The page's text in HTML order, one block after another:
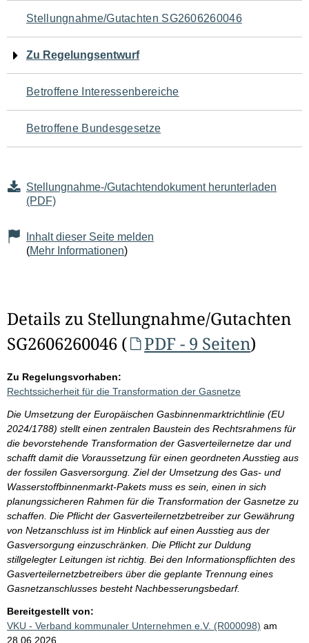
Navigation
für
den
Seiteninhalt
Stellungnahme/Gutachten SG2606260046
Zu Regelungsentwurf
Betroffene Interessenbereiche
Betroffene Bundesgesetze
Stellungnahme-/Gutachtendokument herunterladen
(PDF)
Inhalt dieser Seite melden
(Mehr Informationen)
Details zu Stellungnahme/Gutachten
SG2606260046 (
PDF - 9 Seiten)
Zu Regelungsvorhaben:
Rechtssicherheit für die Transformation der Gasnetze
Die Umsetzung der Europäischen Gasbinnenmarktrichtlinie (EU
2024/1788) stellt einen zentralen Baustein des Rechtsrahmens für
die bevorstehende Transformation der Gasverteilernetze dar und
schafft damit die Voraussetzung für einen geordneten Ausstieg aus
der fossilen Gasversorgung. Ziel der Umsetzung des Gas- und
Wasserstoffbinnenmarkt-Pakets muss es sein, einen in sich
planungssicheren Rahmen für die Transformation der Gasnetze zu
schaffen. Die Pflicht der Gasverteilernetzbetreiber zur Gewährung
von Netzanschluss ist im Hinblick auf einen Ausstieg aus der
Gasversorgung einzuschränken. Die Pflicht zur Duldung
stillgelegter Leitungen ist richtig. Bei den Informationspflichten des
Gasverteilernetzbetreibers über die geplante Trennung eines
Gasnetzanschlusses besteht Nachbesserungsbedarf.
Bereitgestellt von:
VKU - Verband kommunaler Unternehmen e.V. (R000098) am
28.06.2026